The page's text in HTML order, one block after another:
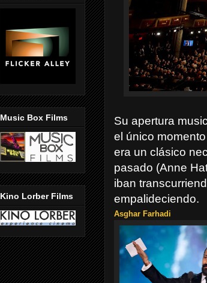
Su apertura
el único
era un clásico
pasado (Anne
iban
empalideciendo.
Asghar Farhadi
Music Box Films
Kino Lorber Films